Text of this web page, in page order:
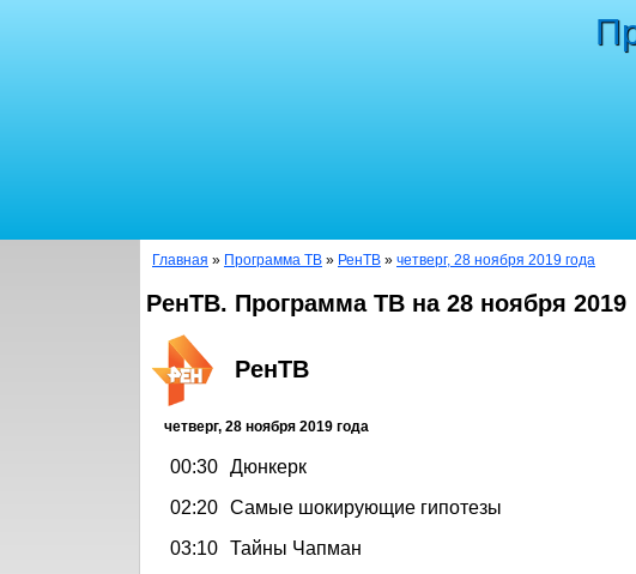
Главная » Программа ТВ » РенТВ » четверг, 28 ноября 2019 года
РенТВ. Программа ТВ на 28 ноября 2019
РенТВ
четверг, 28 ноября 2019 года
00:30 Дюнкерк
02:20 Самые шокирующие гипотезы
03:10 Тайны Чапман